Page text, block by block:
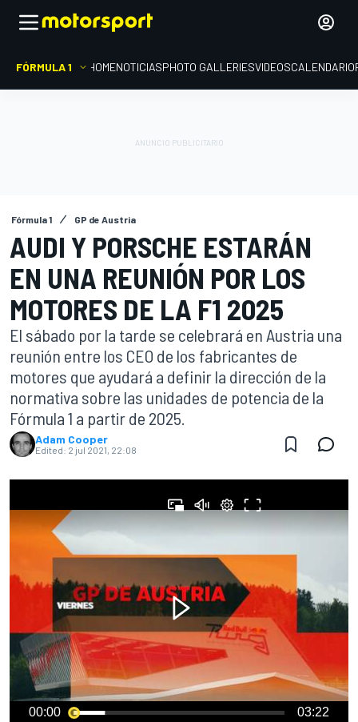
FÓRMULA 1 HOMENOTICIASPHOTO GALLERIESVIDEOSCALENDARIO
Fórmula 1 GP de Austria
AUDI Y PORSCHE ESTARÁN
EN UNA REUNIÓN POR LOS
MOTORES DE LA F1 2025
El sábado por la tarde se celebrará en Austria una
reunión entre los CEO de los fabricantes de
motores que ayudará a definir la dirección de la
normativa sobre las unidades de potencia de la
Fórmula 1 a partir de 2025.
Adam Cooper
Edited: 2 jul 2021, 22:08
00:00 03:22